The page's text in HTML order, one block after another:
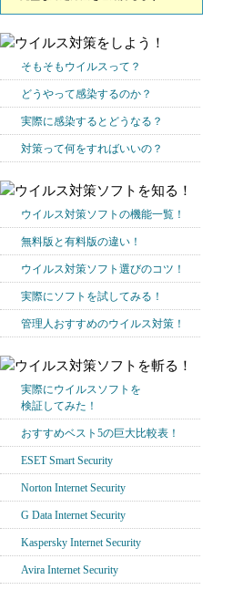
そもそもウイルスって？
どうやって感染するのか？
実際に感染するとどうなる？
対策って何をすればいいの？
ウイルス対策ソフトの機能一覧！
無料版と有料版の違い！
ウイルス対策ソフト選びのコツ！
実際にソフトを試してみる！
管理人おすすめのウイルス対策！
実際にウイルスソフトを
検証してみた！
おすすめベスト5の巨大比較表！
ESET Smart Security
Norton Internet Security
G Data Internet Security
Kaspersky Internet Security
Avira Internet Security